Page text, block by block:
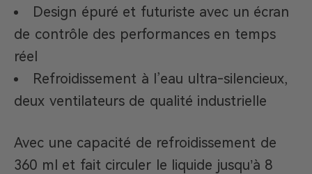
Design épuré et futuriste avec un écran
de contrôle des performances en temps
réel
Refroidissement à l’eau ultra-silencieux,
deux ventilateurs de qualité industrielle
Avec une capacité de refroidissement de
360 ml et fait circuler le liquide jusqu’à 8